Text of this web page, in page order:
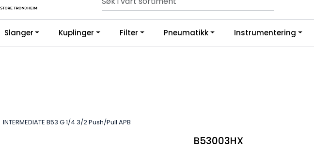
Kjøp slanger og fittings hos oss, så tilpasser og monterer vi etter dine krav.
Gi oss en vurdering på Google
Slanger Kuplinger Filter Pneumatikk Instrumentering
INTERMEDIATE B53 G 1/4 3/2 Push/Pull APB
B53003HX